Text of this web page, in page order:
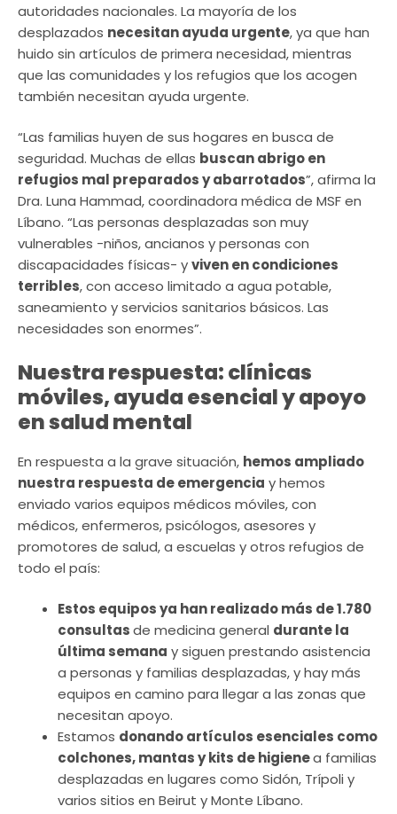
autoridades nacionales. La mayoría de los
desplazados necesitan ayuda urgente, ya que han
huido sin artículos de primera necesidad, mientras
que las comunidades y los refugios que los acogen
también necesitan ayuda urgente.
“Las familias huyen de sus hogares en busca de
seguridad. Muchas de ellas buscan abrigo en
refugios mal preparados y abarrotados”, afirma la
Dra. Luna Hammad, coordinadora médica de MSF en
Líbano. “Las personas desplazadas son muy
vulnerables -niños, ancianos y personas con
discapacidades físicas- yviven en condiciones
terribles, con acceso limitado a agua potable,
saneamiento y servicios sanitarios básicos. Las
necesidades son enormes”. ​
Nuestra respuesta: clínicas
móviles, ayuda esencial y apoyo
en salud mental
En respuesta a la grave situación, hemos ampliado
nuestra respuesta de emergencia y hemos
enviado varios equipos médicos móviles, con
médicos, enfermeros, psicólogos, asesores y
promotores de salud, a escuelas y otros refugios de
todo el país:
Estos equipos ya han realizado más de 1.780
consultasde medicina general durante la
última semana y siguen prestando asistencia
a personas y familias desplazadas, y hay más
equipos en camino para llegar a las zonas que
necesitan apoyo.
Estamos donando artículos esenciales como
colchones, mantas y kits de higienea familias
desplazadas en lugares como Sidón, Trípoli y
varios sitios en Beirut y Monte Líbano.